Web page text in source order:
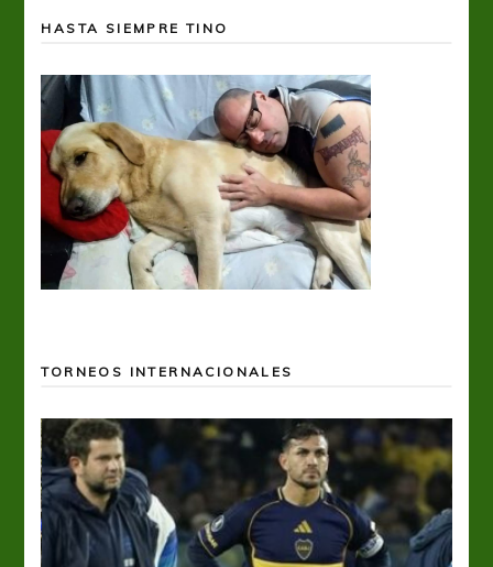
HASTA SIEMPRE TINO
TORNEOS INTERNACIONALES